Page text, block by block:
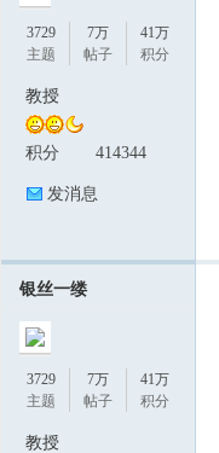
3729
主题
7万
帖子
41万
积分
教授
积分 414344
发消息
银丝一缕
3729
主题
7万
帖子
41万
积分
教授